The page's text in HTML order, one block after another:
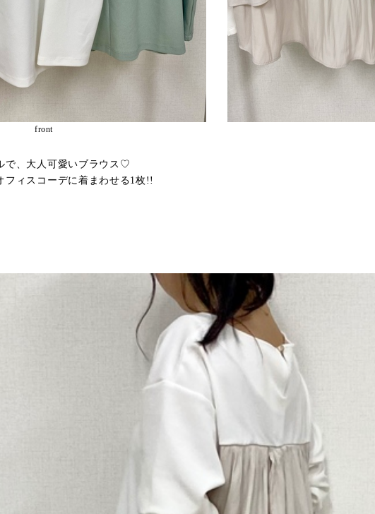
front
で、大人可愛いブラウス♡
フィスコーデに着まわせる1枚!!